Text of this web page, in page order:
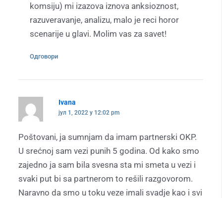
komsiju) mi izazova iznova anksioznost,
razuveravanje, analizu, malo je reci horor
scenarije u glavi. Molim vas za savet!
Одговори
Ivana
јул 1, 2022 у 12:02 pm
Poštovani, ja sumnjam da imam partnerski OKP.
U srećnoj sam vezi punih 5 godina. Od kako smo
zajedno ja sam bila svesna sta mi smeta u vezi i
svaki put bi sa partnerom to rešili razgovorom.
Naravno da smo u toku veze imali svadje kao i svi